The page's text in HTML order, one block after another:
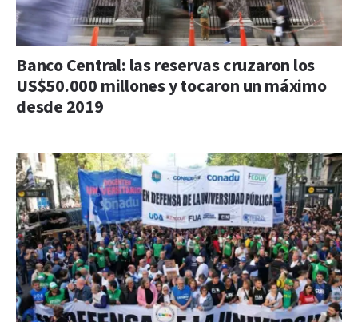
Banco Central: las reservas cruzaron los
US$50.000 millones y tocaron un máximo
desde 2019